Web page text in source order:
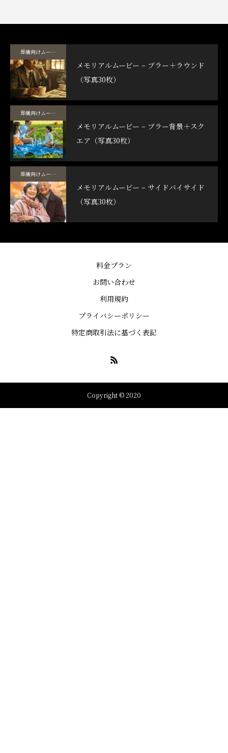
葬儀向けムービーテンプレート
メモリアルムービー – ブラー＋ラウンド
（写真30枚）
葬儀向けムービーテンプレート
メモリアルムービー – ブラー背景＋スク
エア（写真30枚）
葬儀向けムービーテンプレート
メモリアルムービー – サイドバイサイド
（写真30枚）
料金プラン
お問い合わせ
利用規約
プライバシーポリシー
特定商取引法に基づく表記
Copyright © 2020